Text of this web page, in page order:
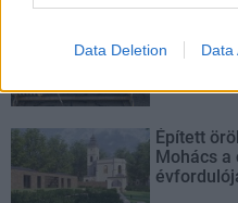
Data Deletion Data
múlt
Épített
Mohács a